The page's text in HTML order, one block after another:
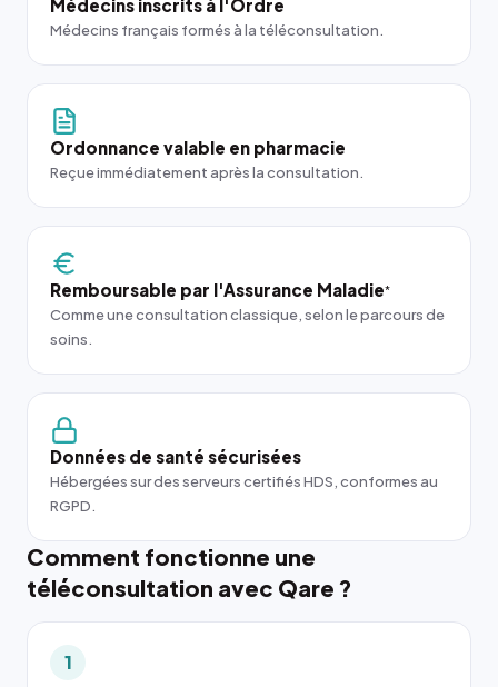
Médecins inscrits à l'Ordre
Médecins français formés à la téléconsultation.
Ordonnance valable en pharmacie
Reçue immédiatement après la consultation.
Remboursable par l'Assurance Maladie*
Comme une consultation classique, selon le parcours de
soins.
Données de santé sécurisées
Hébergées sur des serveurs certifiés HDS, conformes au
RGPD.
Comment fonctionne une
téléconsultation avec Qare ?
1